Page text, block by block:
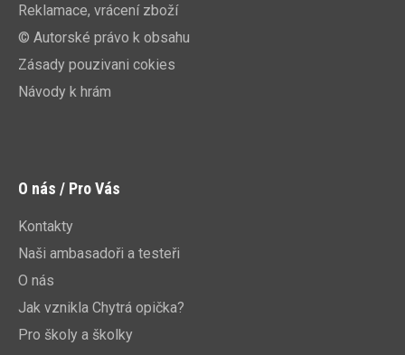
Reklamace, vrácení zboží
© Autorské právo k obsahu
Zásady pouzivani cokies
Návody k hrám
O nás / Pro Vás
Kontakty
Naši ambasadoři a testeři
O nás
Jak vznikla Chytrá opička?
Pro školy a školky